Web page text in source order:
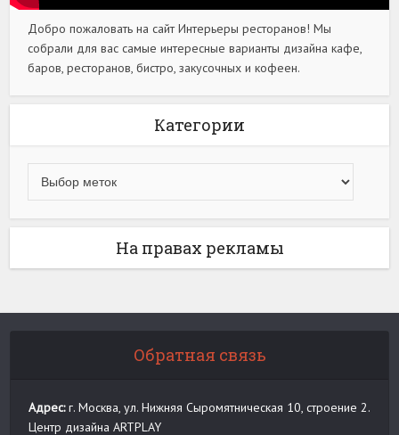
Добро пожаловать на сайт Интерьеры ресторанов! Мы
собрали для вас самые интересные варианты дизайна кафе,
баров, ресторанов, бистро, закусочных и кофеен.
Категории
На правах рекламы
Обратная связь
Адрес:г. Москва, ул. Нижняя Сыромятническая 10, строение 2.
Центр дизайна ARTPLAY